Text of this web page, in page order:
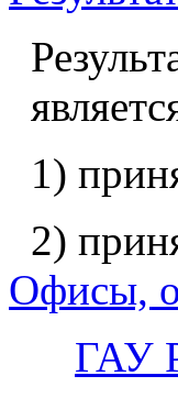
1)
2)
Офисы,
ГАУ